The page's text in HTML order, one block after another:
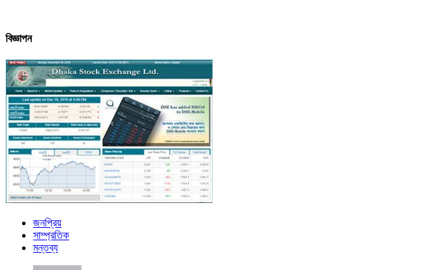
বিজ্ঞাপন
জনপ্রিয়
সাম্প্রতিক
মন্তব্য